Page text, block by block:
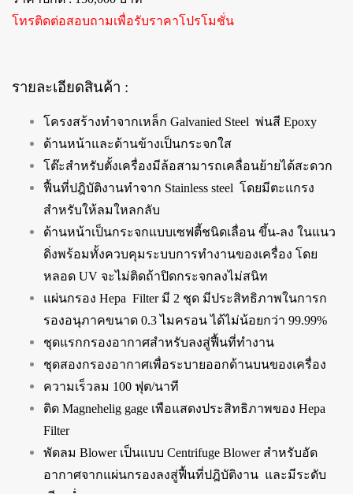
โทรติดต่อสอบถามเพื่อรับราคาโปรโมชั่น
รายละเอียดสินค้า :
โครงสร้างทำจากเหล็ก Galvanied Steel พ่นสี Epoxy
ด้านหน้าและด้านข้างเป็นกระจกใส
โต๊ะสำหรับตั้งเครื่องมีล้อสามารถเคลื่อนย้ายได้สะดวก
ฟื้นที่ปฎิบัติงานทำจาก Stainless steel โดยมีตะแกรง
สำหรับให้ลมใหลกลับ
ด้านหน้าเป็นกระจกแบบเซฟตี้ชนิดเลื่อน ขึ้น-ลง ในแนว
ดิ่งพร้อมทั้งควบคุมระบบการทำงานของเครื่อง โดย
หลอด UV จะไม่ติดถ้าปิดกระจกลงไม่สนิท
แผ่นกรอง Hepa Filter มี 2 ชุด มีประสิทธิภาพในการก
รองอนุภาคขนาด 0.3 ไมครอน ได้ไม่น้อยกว่า 99.99%
ชุดแรกกรองอากาศสำหรับลงสู่ฟื้นที่ทำงาน
ชุดสองกรองอากาศเพื่อระบายออกด้านบนของเครื่อง
ความเร็วลม 100 ฟุต/นาที
ติด Magnehelig gage เพือแสดงประสิทธิภาพของ Hepa
Filter
พัดลม Blower เป็นแบบ Centrifuge Blower สำหรับอัด
อากาศจากแผ่นกรองลงสู่ฟื้นที่ปฎิบัติงาน และมีระดับ